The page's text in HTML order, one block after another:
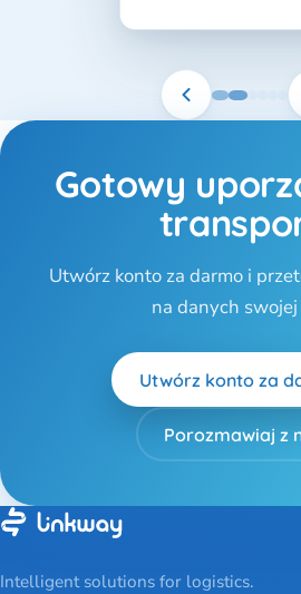
Gotowy
Utwórz konto za darmo i
na danych
Utwórz konto za
Porozmawiaj z
Intelligent solutions for logistics.